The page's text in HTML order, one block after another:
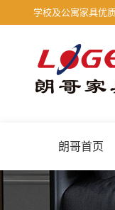
学校及公寓家具优
朗哥首页